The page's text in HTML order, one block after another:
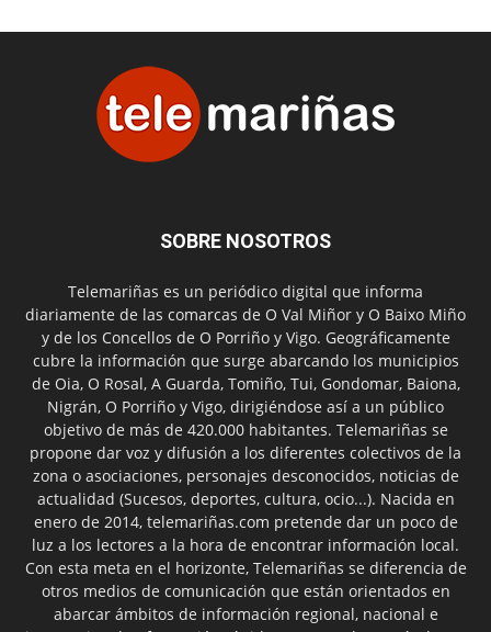
SOBRE NOSOTROS
Telemariñas es un periódico digital que informa
diariamente de las comarcas de O Val Miñor y O Baixo Miño
y de los Concellos de O Porriño y Vigo. Geográficamente
cubre la información que surge abarcando los municipios
de Oia, O Rosal, A Guarda, Tomiño, Tui, Gondomar, Baiona,
Nigrán, O Porriño y Vigo, dirigiéndose así a un público
objetivo de más de 420.000 habitantes. Telemariñas se
propone dar voz y difusión a los diferentes colectivos de la
zona o asociaciones, personajes desconocidos, noticias de
actualidad (Sucesos, deportes, cultura, ocio...). Nacida en
enero de 2014, telemariñas.com pretende dar un poco de
luz a los lectores a la hora de encontrar información local.
Con esta meta en el horizonte, Telemariñas se diferencia de
otros medios de comunicación que están orientados en
abarcar ámbitos de información regional, nacional e